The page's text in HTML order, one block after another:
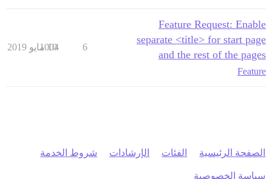
Feature Request: Enable
separate <title> for start page
and the rest of the pages
Feature
6
1004
10 مايو 2019
الصفحة الرئيسية الفئات الإرشادات شروط الخدمة
سياسة الخصوصية